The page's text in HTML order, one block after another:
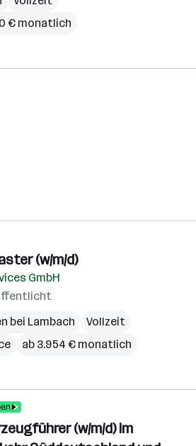
€ monatlich
(w/m/d)
GmbH
bei Lambach
Vollzeit
ab 3.954 € monatlich
(w/m/d) im